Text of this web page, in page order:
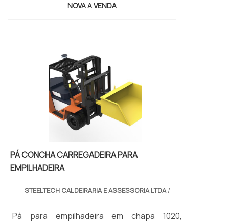
NOVA A VENDA
PÁ CONCHA CARREGADEIRA PARA
EMPILHADEIRA
STEELTECH CALDEIRARIA E ASSESSORIA LTDA/
Pá para empilhadeira em chapa 1020,